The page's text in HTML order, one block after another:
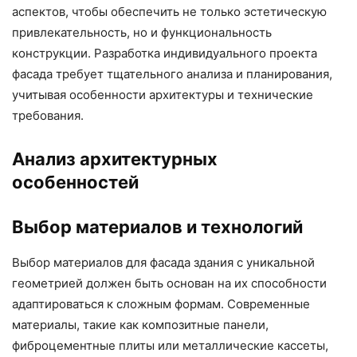
аспектов, чтобы обеспечить не только эстетическую
привлекательность, но и функциональность
конструкции. Разработка индивидуального проекта
фасада требует тщательного анализа и планирования,
учитывая особенности архитектуры и технические
требования.
Анализ архитектурных
особенностей
Выбор материалов и технологий
Выбор материалов для фасада здания с уникальной
геометрией должен быть основан на их способности
адаптироваться к сложным формам. Современные
материалы, такие как композитные панели,
фиброцементные плиты или металлические кассеты,